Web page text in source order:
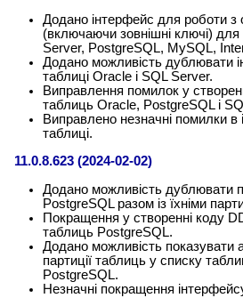
Додано інтерфейс для роботи
(включаючи зовнішні ключі)
Server, PostgreSQL, MySQL,
Додано можливість дублювати
таблиці Oracle і SQL Server.
Виправлення помилок у
таблиць Oracle, PostgreSQL і
Виправлено незначні помилки в
таблиці.
11.0.8.623 (2024-02-02)
Додано можливість дублювати
PostgreSQL разом із їхніми
Покращення у створенні коду
таблиць PostgreSQL.
Додано можливість показувати
партиції таблиць у списку
PostgreSQL.
Незначні покращення